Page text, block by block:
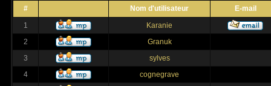
# Nom d'utilisateur
E-mail
1
Karanie
2
Granuk
3
sylves
4
cognegrave